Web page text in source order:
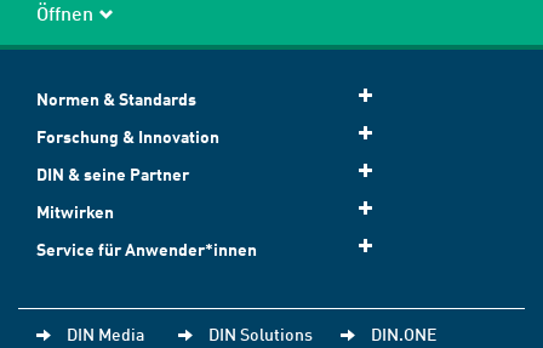
Öffnen
Normen & Standards
Forschung & Innovation
DIN & seine Partner
Mitwirken
Service für Anwender*innen
DIN Media DIN Solutions DIN.ONE